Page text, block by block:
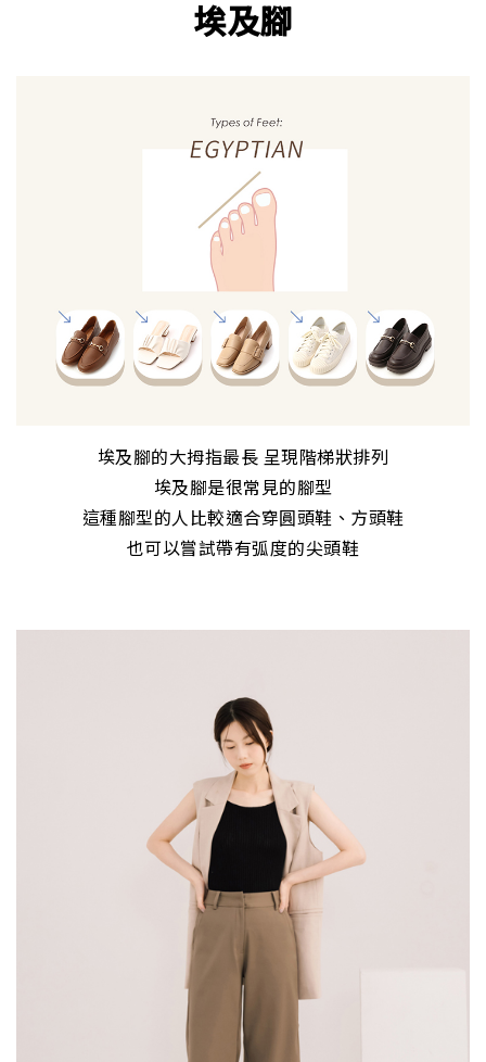
埃及腳
埃及腳的大拇指最長 呈現階梯狀排列
埃及腳是很常見的腳型
這種腳型的人比較適合穿圓頭鞋、方頭鞋
也可以嘗試帶有弧度的尖頭鞋